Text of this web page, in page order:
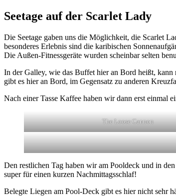
Seetage auf der Scarlet Lady
Die Seetage gaben uns die Möglichkeit, die Scarlet
besonderes Erlebnis sind die karibischen
Die Außen-Fitnessgeräte wurden scheinbar selten
In der Galley, wie das Buffet hier an Bord heißt, kann
gibt es hier an Bord, im Gegensatz zu anderen
Nach einer Tasse Kaffee haben wir dann erst einmal
The Loose Cannon
Den restlichen Tag haben wir am Pooldeck und in
super für einen kurzen Nachmittagsschlaf!
Belegte Liegen am Pool-Deck gibt es hier nicht sehr